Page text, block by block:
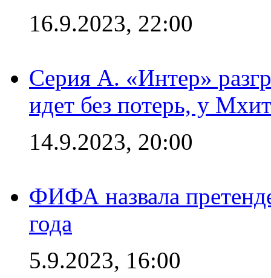
16.9.2023, 22:00
Серия А. «Интер»
идет без потерь, у
14.9.2023, 20:00
ФИФА назвала
года
5.9.2023, 16:00